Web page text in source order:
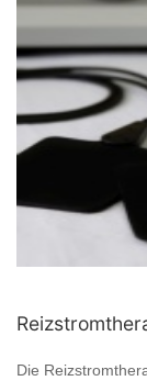
Die